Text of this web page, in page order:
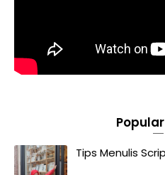
Tips Menulis